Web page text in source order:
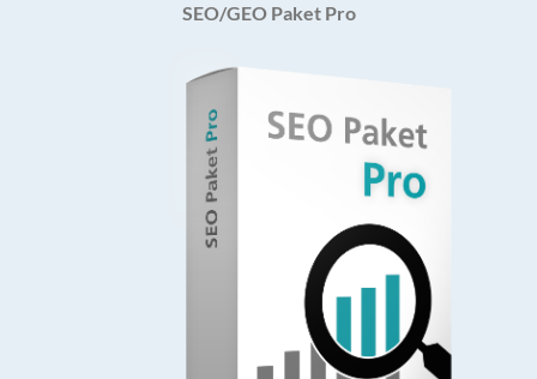
SEO/GEO Paket Pro